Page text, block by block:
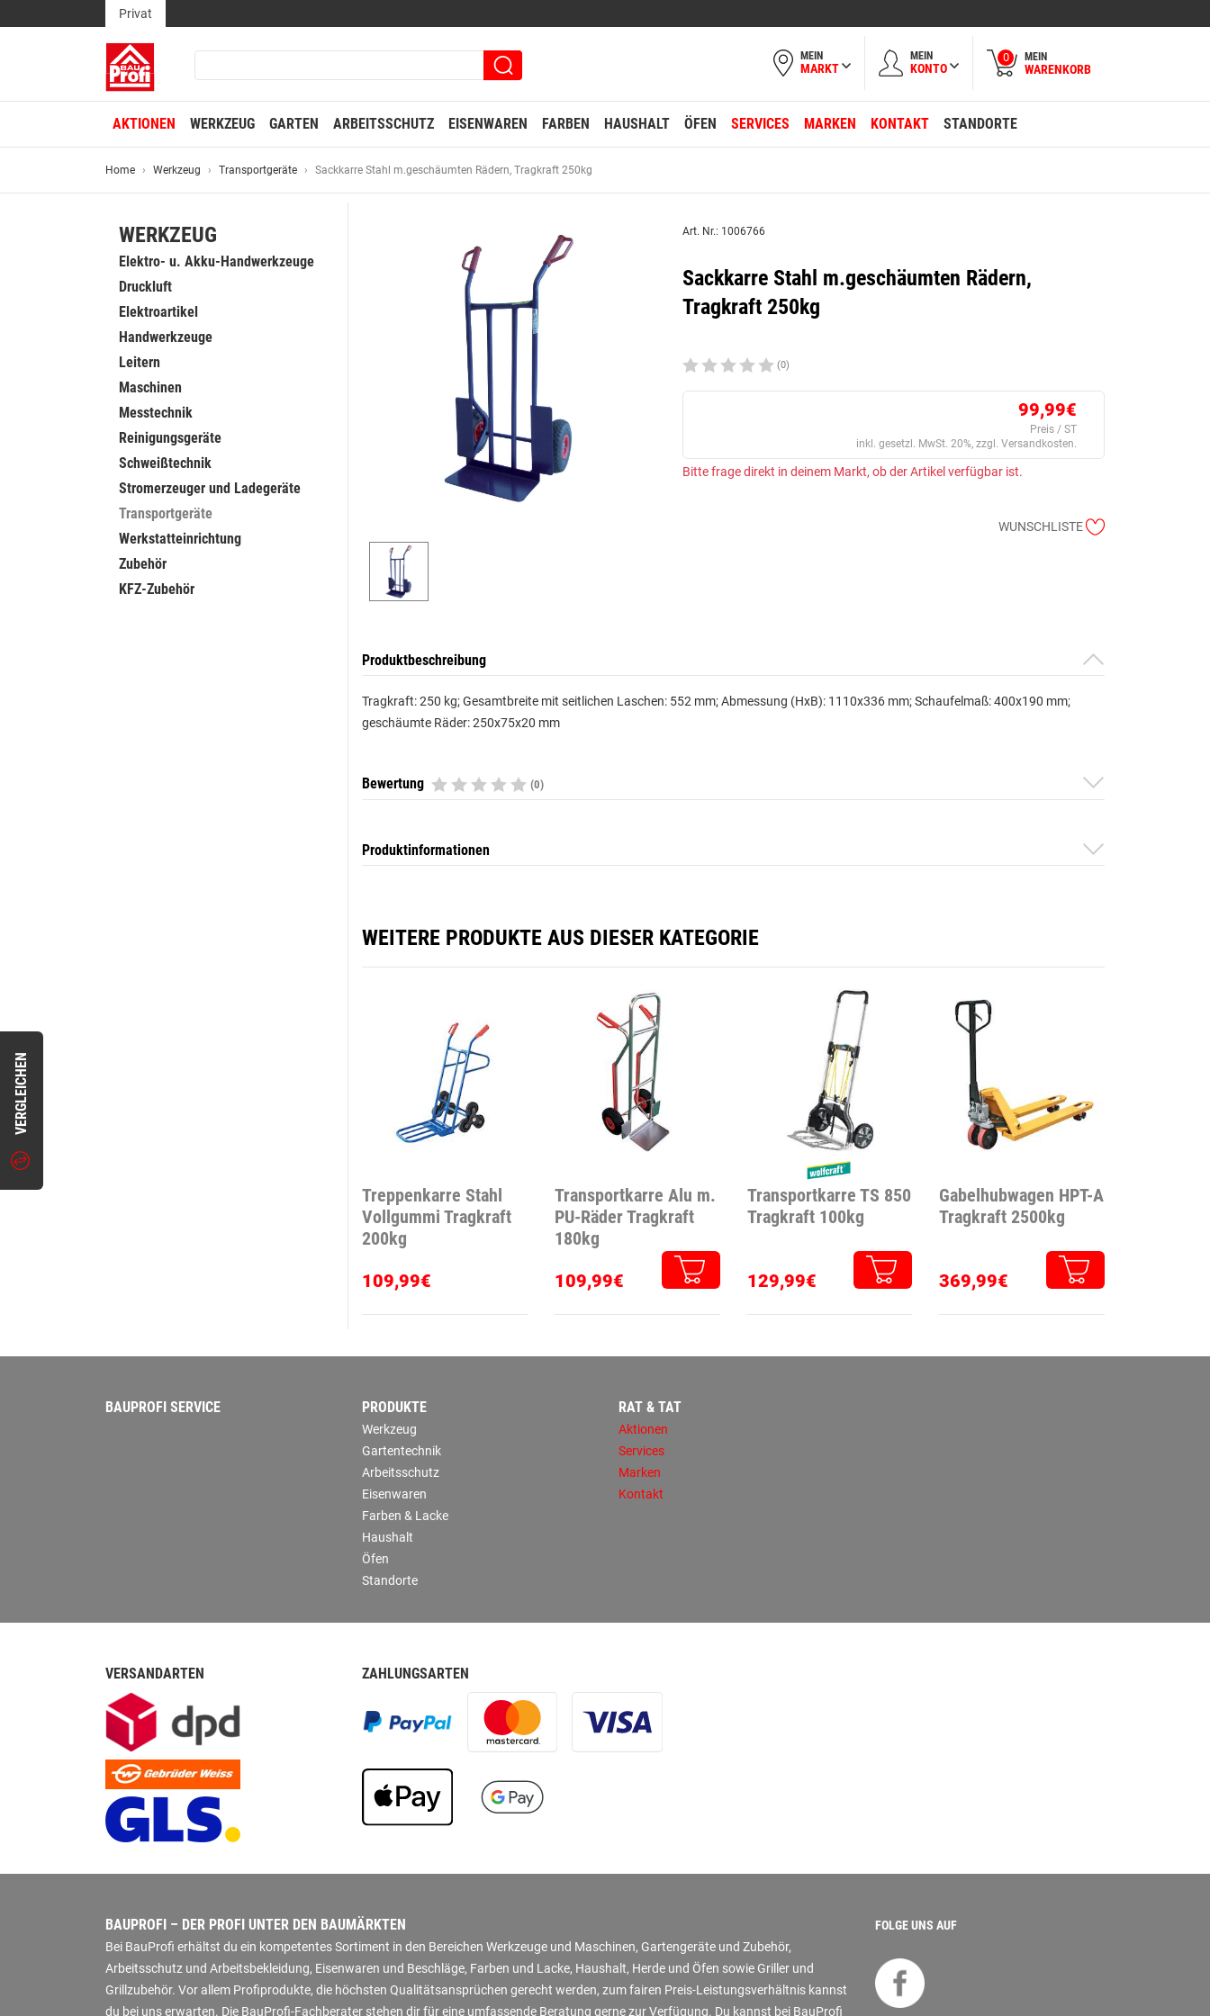
VERGLEICHEN
Privat
MEIN
MARKT
MEIN
KONTO
0 MEIN
WARENKORB
AKTIONEN WERKZEUG GARTEN ARBEITSSCHUTZ EISENWAREN FARBEN HAUSHALT ÖFEN SERVICES MARKEN KONTAKT STANDORTE
Home Werkzeug Transportgeräte Sackkarre Stahl m.geschäumten Rädern, Tragkraft 250kg
WERKZEUG
Elektro- u. Akku-Handwerkzeuge
Druckluft
Elektroartikel
Handwerkzeuge
Leitern
Maschinen
Messtechnik
Reinigungsgeräte
Schweißtechnik
Stromerzeuger und Ladegeräte
Transportgeräte
Werkstatteinrichtung
Zubehör
KFZ-Zubehör
Art. Nr.: 1006766
Sackkarre Stahl m.geschäumten Rädern,
Tragkraft 250kg
(0)
99,99€
Preis / ST
inkl. gesetzl. MwSt. 20%, zzgl. Versandkosten.
Bitte frage direkt in deinem Markt, ob der Artikel verfügbar ist.
WUNSCHLISTE
Produktbeschreibung
Tragkraft: 250 kg; Gesamtbreite mit seitlichen Laschen: 552 mm; Abmessung (HxB): 1110x336 mm; Schaufelmaß: 400x190 mm;
geschäumte Räder: 250x75x20 mm
Bewertung (0)
Produktinformationen
WEITERE PRODUKTE AUS DIESER KATEGORIE
Treppenkarre Stahl
Vollgummi Tragkraft
200kg
109,99€
Transportkarre Alu m.
PU-Räder Tragkraft
180kg
109,99€
Transportkarre TS 850
Tragkraft 100kg
129,99€
Gabelhubwagen HPT-A
Tragkraft 2500kg
369,99€
BAUPROFI SERVICE PRODUKTE
Werkzeug
Gartentechnik
Arbeitsschutz
Eisenwaren
Farben & Lacke
Haushalt
Öfen
Standorte
RAT & TAT
Aktionen
Services
Marken
Kontakt
VERSANDARTEN ZAHLUNGSARTEN
BAUPROFI – DER PROFI UNTER DEN BAUMÄRKTEN
Bei BauProfi erhältst du ein kompetentes Sortiment in den Bereichen Werkzeuge und Maschinen, Gartengeräte und Zubehör,
Arbeitsschutz und Arbeitsbekleidung, Eisenwaren und Beschläge, Farben und Lacke, Haushalt, Herde und Öfen sowie Griller und
Grillzubehör. Vor allem Profiprodukte, die höchsten Qualitätsansprüchen gerecht werden, zum fairen Preis-Leistungsverhältnis kannst
du bei uns erwarten. Die BauProfi-Fachberater stehen dir für eine umfassende Beratung gerne zur Verfügung. Du kannst bei BauProfi
FOLGE UNS AUF